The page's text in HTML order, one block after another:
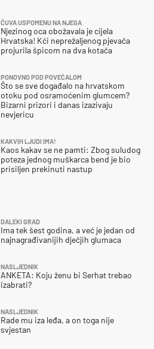
ČUVA USPOMENU NA NJEGA
Njezinog oca obožavala je cijela
Hrvatska! Kći neprežaljenog pjevača
projurila špicom na dva kotača
PONOVNO POD POVEĆALOM
Što se sve događalo na hrvatskom
otoku pod osramoćenim glumcem?
Bizarni prizori i danas izazivaju
nevjericu
KAKVIH LJUDI IMA!
Kaos kakav se ne pamti: Zbog suludog
poteza jednog muškarca bend je bio
prisiljen prekinuti nastup
DALEKI GRAD
Ima tek šest godina, a već je jedan od
najnagrađivanijih dječjih glumaca
NASLJEDNIK
ANKETA: Koju ženu bi Serhat trebao
izabrati?
NASLJEDNIK
Rade mu iza leđa, a on toga nije
svjestan